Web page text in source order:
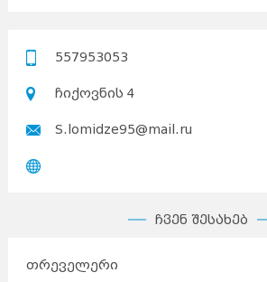
557953053
ჩიქოვნის 4
S.lomidze95@mail.ru
ჩვენ შესახებ
თრეველერი